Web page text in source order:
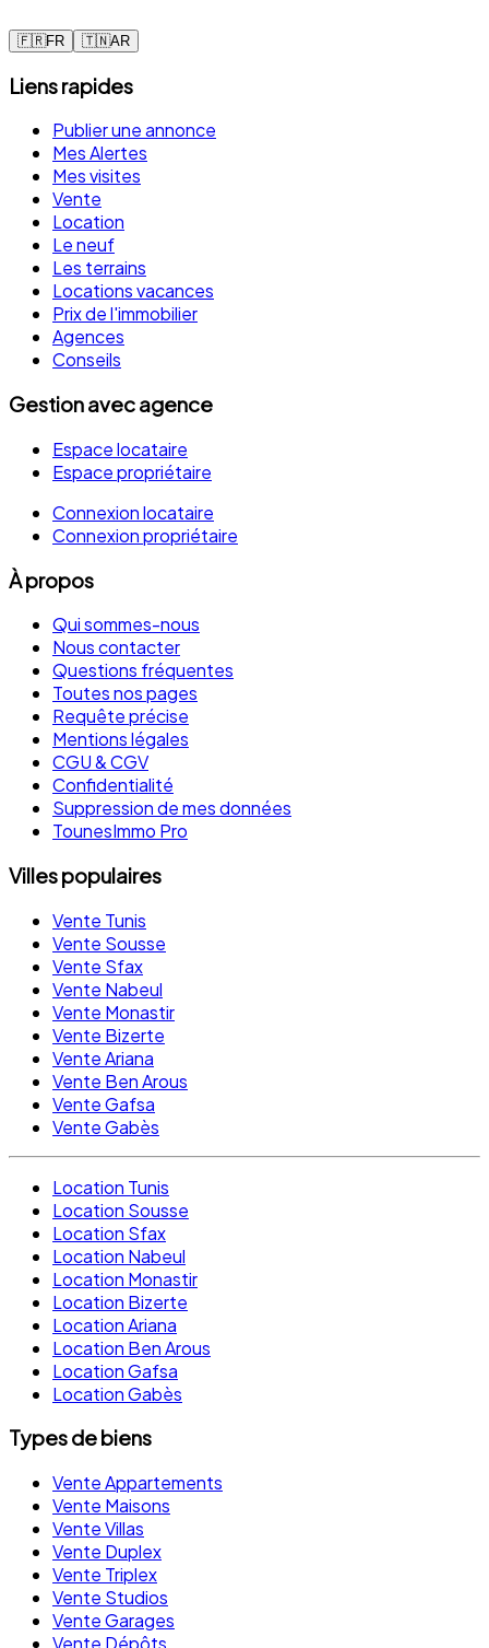
🇫🇷FR 🇹🇳AR
Liens rapides
Publier une annonce
Mes Alertes
Mes visites
Vente
Location
Le neuf
Les terrains
Locations vacances
Prix de l'immobilier
Agences
Conseils
Gestion avec agence
Espace locataire
Espace propriétaire
Connexion locataire
Connexion propriétaire
À propos
Qui sommes-nous
Nous contacter
Questions fréquentes
Toutes nos pages
Requête précise
Mentions légales
CGU & CGV
Confidentialité
Suppression de mes données
TounesImmo Pro
Villes populaires
Vente Tunis
Vente Sousse
Vente Sfax
Vente Nabeul
Vente Monastir
Vente Bizerte
Vente Ariana
Vente Ben Arous
Vente Gafsa
Vente Gabès
Location Tunis
Location Sousse
Location Sfax
Location Nabeul
Location Monastir
Location Bizerte
Location Ariana
Location Ben Arous
Location Gafsa
Location Gabès
Types de biens
Vente Appartements
Vente Maisons
Vente Villas
Vente Duplex
Vente Triplex
Vente Studios
Vente Garages
Vente Dépôts